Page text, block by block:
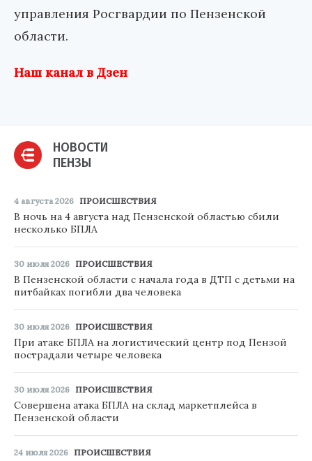
управления Росгвардии по Пензенской
области.
Наш канал в Дзен
НОВОСТИ
ПЕНЗЫ
4 августа 2026 ПРОИСШЕСТВИЯ
В ночь на 4 августа над Пензенской областью сбили
несколько БПЛА
30 июля 2026 ПРОИСШЕСТВИЯ
В Пензенской области с начала года в ДТП с детьми на
питбайках погибли два человека
30 июля 2026 ПРОИСШЕСТВИЯ
При атаке БПЛА на логистический центр под Пензой
пострадали четыре человека
30 июля 2026 ПРОИСШЕСТВИЯ
Совершена атака БПЛА на склад маркетплейса в
Пензенской области
24 июля 2026 ПРОИСШЕСТВИЯ